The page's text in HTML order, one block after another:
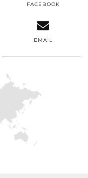
FACEBOOK
EMAIL